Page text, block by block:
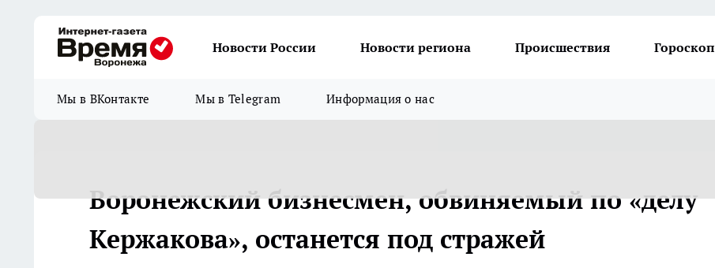
Новости России Новости региона Происшествия Гороскоп
Мы в ВКонтакте Мы в Telegram Информация о нас
Воронежский бизнесмен, обвиняемый по «делу
Кержакова», останется под стражей